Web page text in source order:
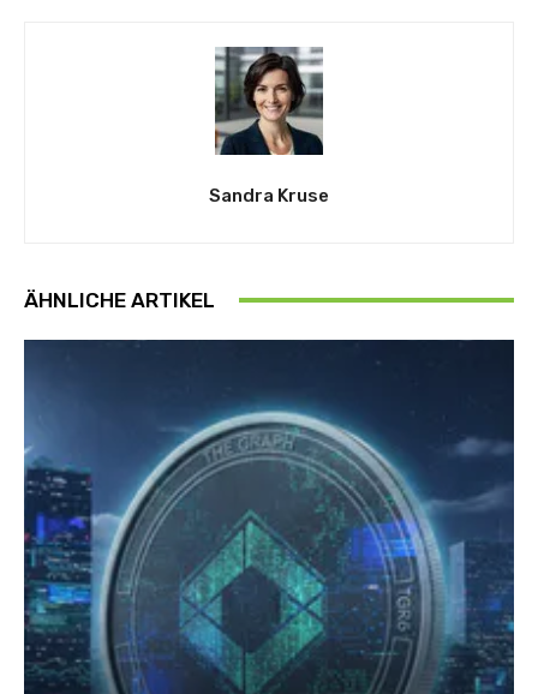
Sandra Kruse
ÄHNLICHE ARTIKEL